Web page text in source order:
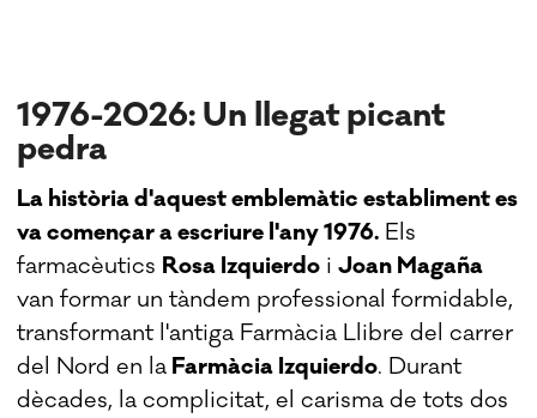
1976-2026: Un llegat picant
pedra
La història d'aquest emblemàtic establiment es
va començar a escriure l'any 1976. Els
farmacèutics Rosa Izquierdo iJoan Magaña
van formar un tàndem professional formidable,
transformant l'antiga Farmàcia Llibre del carrer
del Nord en la Farmàcia Izquierdo. Durant
dècades, la complicitat, el carisma de tots dos